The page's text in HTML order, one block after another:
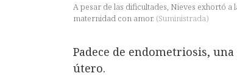
A pesar de las dificultades, Nieves exhortó a
maternidad con amor. (Suministrada)
Padece de endometriosis,
útero.